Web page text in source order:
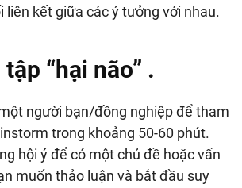
liên kết giữa các ý tưởng với nhau.
“hại não” .
người bạn/đồng nghiệp để tham
trong khoảng 50-60 phút.
hội ý để có một chủ đề hoặc vấn
muốn thảo luận và bắt đầu suy